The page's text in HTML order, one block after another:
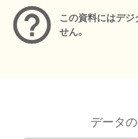
この資料にはデジ
せん。
データ